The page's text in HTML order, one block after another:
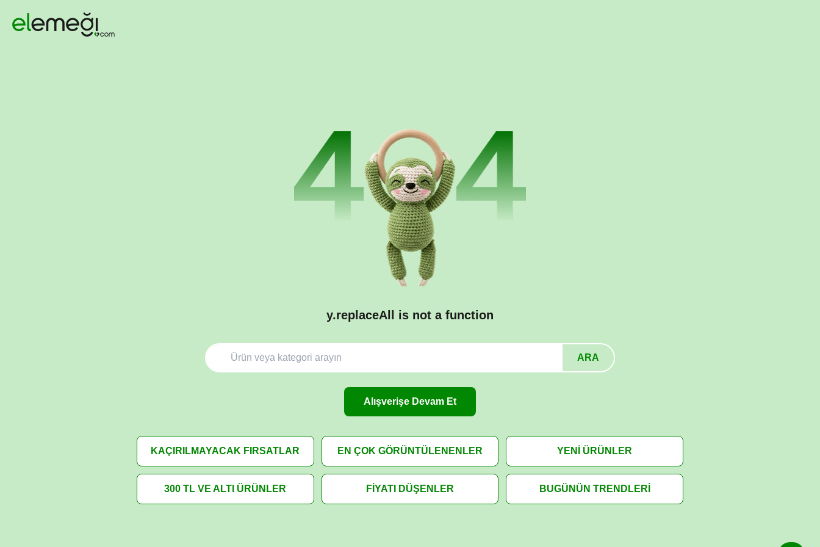
y.replaceAll is not a function
ARA
Alışverişe Devam Et
KAÇIRILMAYACAK FIRSATLAR EN ÇOK GÖRÜNTÜLENENLER YENİ ÜRÜNLER
300 TL VE ALTI ÜRÜNLER FİYATI DÜŞENLER BUGÜNÜN TRENDLERİ